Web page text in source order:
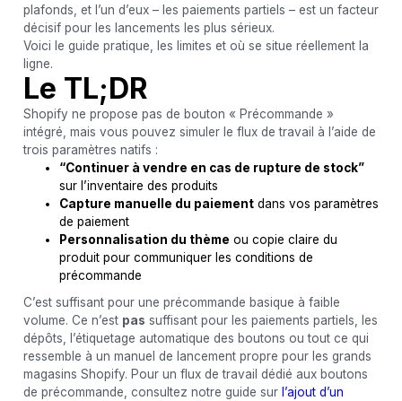
plafonds, et l’un d’eux – les paiements partiels – est un facteur
décisif pour les lancements les plus sérieux.
Voici le guide pratique, les limites et où se situe réellement la
ligne.
Le TL;DR
Shopify ne propose pas de bouton « Précommande »
intégré, mais vous pouvez simuler le flux de travail à l’aide de
trois paramètres natifs :
“Continuer à vendre en cas de rupture de stock”
sur l’inventaire des produits
Capture manuelle du paiementdans vos paramètres
de paiement
Personnalisation du thème ou copie claire du
produit pour communiquer les conditions de
précommande
C’est suffisant pour une précommande basique à faible
volume. Ce n’est pas suffisant pour les paiements partiels, les
dépôts, l’étiquetage automatique des boutons ou tout ce qui
ressemble à un manuel de lancement propre pour les grands
magasins Shopify. Pour un flux de travail dédié aux boutons
de précommande, consultez notre guide sur l’ajout d’un